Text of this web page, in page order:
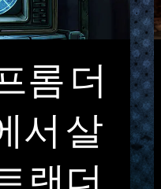
롬 더
서 살